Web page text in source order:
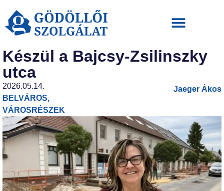
Készül a Bajcsy-Zsilinszky
utca
2026.05.14.
BELVÁROS,
VÁROSRÉSZEK
Jaeger Ákos